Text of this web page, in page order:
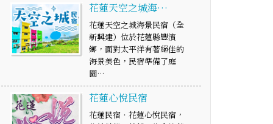
花蓮天空之城海…
花蓮天空之城海景民宿（全
新興建）位於花蓮縣豐濱
鄉，面對太平洋有著絕佳的
海景美色，民宿準備了庭
園…
花蓮心悅民宿
花蓮民宿‧花蓮心悅民宿，